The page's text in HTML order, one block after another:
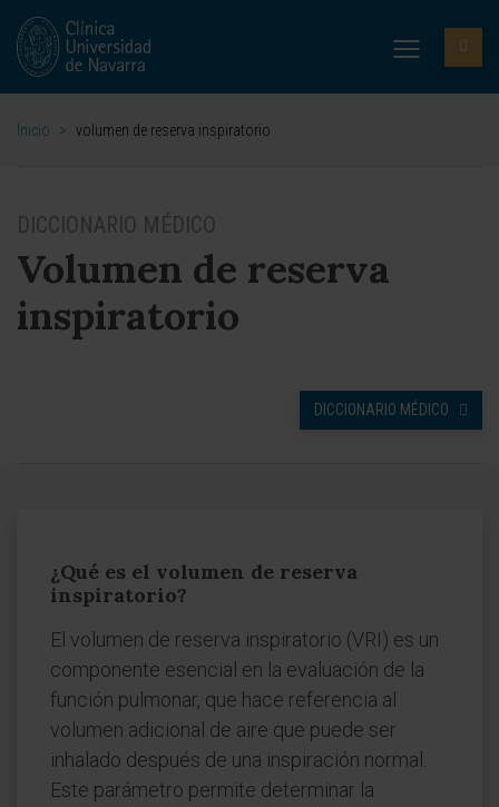
Inicio > volumen de reserva inspiratorio
DICCIONARIO MÉDICO
Volumen de reserva
inspiratorio
DICCIONARIO MÉDICO
¿Qué es el volumen de reserva
inspiratorio?
El volumen de reserva inspiratorio (VRI) es un
componente esencial en la evaluación de la
función pulmonar, que hace referencia al
volumen adicional de aire que puede ser
inhalado después de una inspiración normal.
Este parámetro permite determinar la